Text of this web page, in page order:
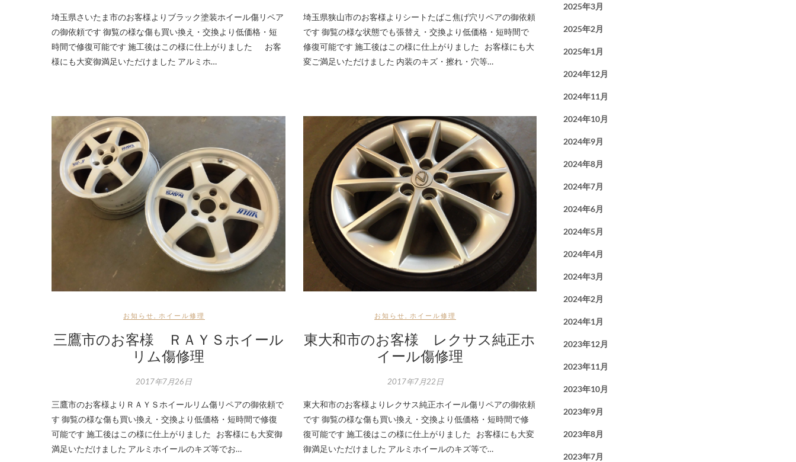
埼玉県さいたま市のお客様よりブラック塗装ホイール傷リペア
の御依頼です 御覧の様な傷も買い換え・交換より低価格・短
時間で修復可能です 施工後はこの様に仕上がりました お客
様にも大変御満足いただけました アルミホ…
埼玉県狭山市のお客様よりシートたばこ焦げ穴リペアの御依頼
です 御覧の様な状態でも張替え・交換より低価格・短時間で
修復可能です 施工後はこの様に仕上がりました お客様にも大
変ご満足いただけました 内装のキズ・擦れ・穴等…
お知らせ ホイール修理
三鷹市のお客様 ＲＡＹＳホイール
リム傷修理
2017年7月26日
三鷹市のお客様よりＲＡＹＳホイールリム傷リペアの御依頼で
す 御覧の様な傷も買い換え・交換より低価格・短時間で修復
可能です 施工後はこの様に仕上がりました お客様にも大変御
満足いただけました アルミホイールのキズ等でお…
お知らせ ホイール修理
東大和市のお客様 レクサス純正ホ
イール傷修理
2017年7月22日
東大和市のお客様よりレクサス純正ホイール傷リペアの御依頼
です 御覧の様な傷も買い換え・交換より低価格・短時間で修
復可能です 施工後はこの様に仕上がりました お客様にも大変
御満足いただけました アルミホイールのキズ等で…
2025年3月
2025年2月
2025年1月
2024年12月
2024年11月
2024年10月
2024年9月
2024年8月
2024年7月
2024年6月
2024年5月
2024年4月
2024年3月
2024年2月
2024年1月
2023年12月
2023年11月
2023年10月
2023年9月
2023年8月
2023年7月